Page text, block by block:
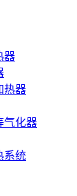
器
热器
气化器
系统